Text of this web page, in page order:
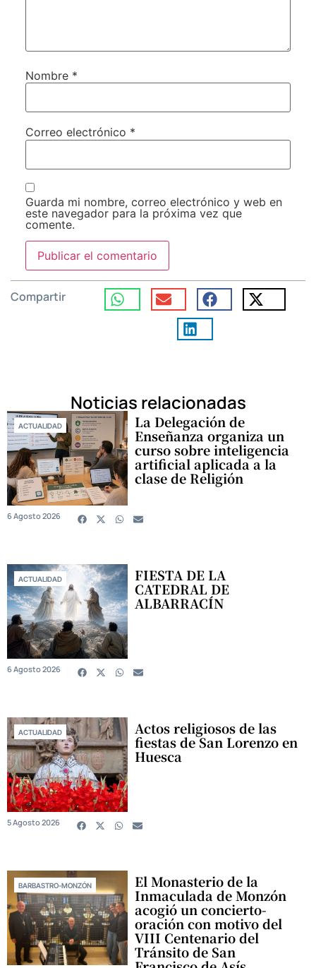
Nombre *
Correo electrónico *
Guarda mi nombre, correo electrónico y web en
este navegador para la próxima vez que
comente.
Compartir
Noticias relacionadas
ACTUALIDAD La Delegación de
Enseñanza organiza un
curso sobre inteligencia
artificial aplicada a la
clase de Religión
6 Agosto 2026
ACTUALIDAD FIESTA DE LA
CATEDRAL DE
ALBARRACÍN
6 Agosto 2026
ACTUALIDAD Actos religiosos de las
fiestas de San Lorenzo en
Huesca
5 Agosto 2026
BARBASTRO-MONZÓN El Monasterio de la
Inmaculada de Monzón
acogió un concierto-
oración con motivo del
VIII Centenario del
Tránsito de San